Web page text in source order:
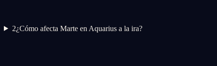
2¿Cómo afecta Marte en Aquarius a la ira?